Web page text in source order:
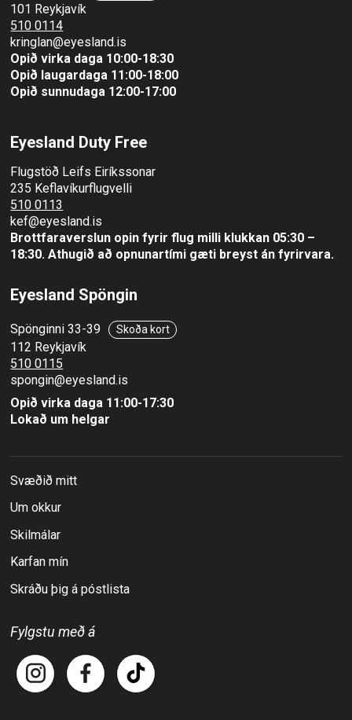
101 Reykjavík
510 0114
kringlan@eyesland.is
Opið virka daga 10:00-18:30
Opið laugardaga 11:00-18:00
Opið sunnudaga 12:00-17:00
Eyesland Duty Free
Flugstöð Leifs Eiríkssonar
235 Keflavíkurflugvelli
510 0113
kef@eyesland.is
Brottfaraverslun opin fyrir flug milli klukkan 05:30 –
18:30.Athugið að opnunartími gæti breyst án fyrirvara.
Eyesland Spöngin
Spönginni 33-39 Skoða kort
112 Reykjavík
510 0115
spongin@eyesland.is
Opið virka daga 11:00-17:30
Lokað um helgar
Svæðið mitt
Um okkur
Skilmálar
Karfan mín
Skráðu þig á póstlista
Fylgstu með á